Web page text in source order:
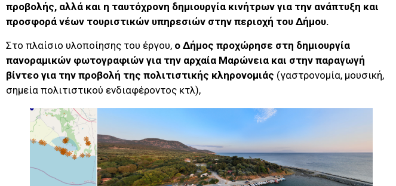
προβολής, αλλά και η ταυτόχρονη δημιουργία κινήτρων για την ανάπτυξη και
προσφορά νέων τουριστικών υπηρεσιών στην περιοχή του Δήμου.
Στο πλαίσιο υλοποίησης του έργου, ο Δήμος προχώρησε στη δημιουργία
πανοραμικών φωτογραφιών για την αρχαία Μαρώνεια και στην παραγωγή
βίντεο για την προβολή της πολιτιστικής κληρονομιάς (γαστρονομία, μουσική,
σημεία πολιτιστικού ενδιαφέροντος κτλ),